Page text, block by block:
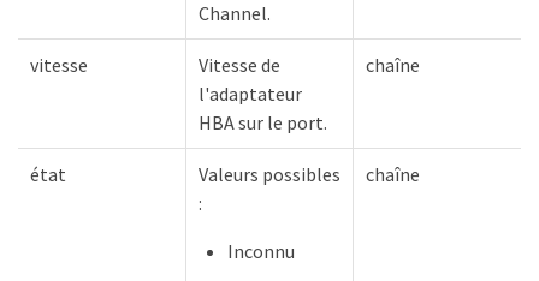
Channel.
vitesse
Vitesse de
l'adaptateur
HBA sur le port.
chaîne
état
Valeurs possibles
:
Inconnu
chaîne